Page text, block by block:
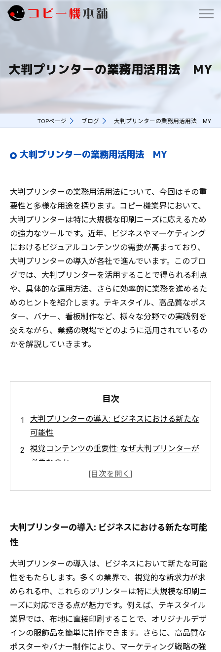
大判プリンターの業務用活用法 MY
TOPページ ブログ 大判プリンターの業務用活用法 MY
大判プリンターの業務用活用法 MY
大判プリンターの業務用活用法について、今回はその重
要性と多様な用途を探ります。コピー機業界において、
大判プリンターは特に大規模な印刷ニーズに応えるため
の強力なツールです。近年、ビジネスやマーケティング
におけるビジュアルコンテンツの需要が高まっており、
大判プリンターの導入が各社で進んでいます。このブロ
グでは、大判プリンターを活用することで得られる利点
や、具体的な運用方法、さらに効率的に業務を進めるた
めのヒントを紹介します。テキスタイル、高品質なポス
ター、バナー、看板制作など、様々な分野での実践例を
交えながら、業務の現場でどのように活用されているの
かを解説していきます。
目次
大判プリンターの導入: ビジネスにおける新たな
可能性
視覚コンテンツの重要性: なぜ大判プリンターが
必要なのか
多彩な用途: 大判プリンターで実現できる印刷ニ
ーズ
活用法
業種別の活用法: テキスタイルから看板までの事
例
未来を見据えた選択: 大判プリンターの進化とそ
の役割
大判プリンターの導入: ビジネスにおける新たな可能
性
大判プリンターの導入は、ビジネスにおいて新たな可能
性をもたらします。多くの業界で、視覚的な訴求力が求
められる中、これらのプリンターは特に大規模な印刷ニ
ーズに対応できる点が魅力です。例えば、テキスタイル
業界では、布地に直接印刷することで、オリジナルデザ
インの服飾品を簡単に制作できます。さらに、高品質な
ポスターやバナー制作により、マーケティング戦略の強